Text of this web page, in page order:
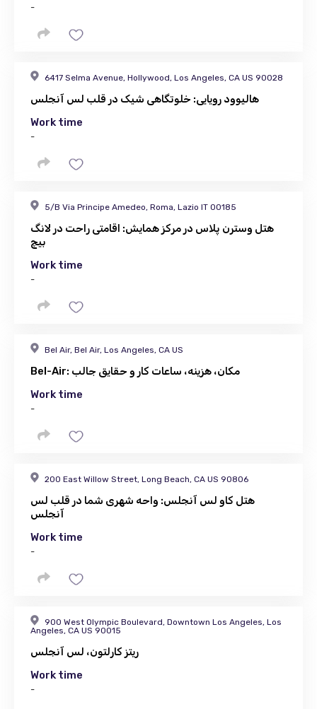
-
6417 Selma Avenue, Hollywood, Los Angeles, CA US 90028
هالیوود رویایی: خلوتگاهی شیک در قلب لس آنجلس
Work time
-
5/B Via Principe Amedeo, Roma, Lazio IT 00185
هتل وسترن پلاس در مرکز همایش: اقامتی راحت در لانگ
بیچ
Work time
-
Bel Air, Bel Air, Los Angeles, CA US
Bel-Air: مکان، هزینه، ساعات کار و حقایق جالب
Work time
-
200 East Willow Street, Long Beach, CA US 90806
هتل کاو لس آنجلس: واحه شهری شما در قلب لس
آنجلس
Work time
-
900 West Olympic Boulevard, Downtown Los Angeles, Los
Angeles, CA US 90015
ریتز کارلتون، لس آنجلس
Work time
-